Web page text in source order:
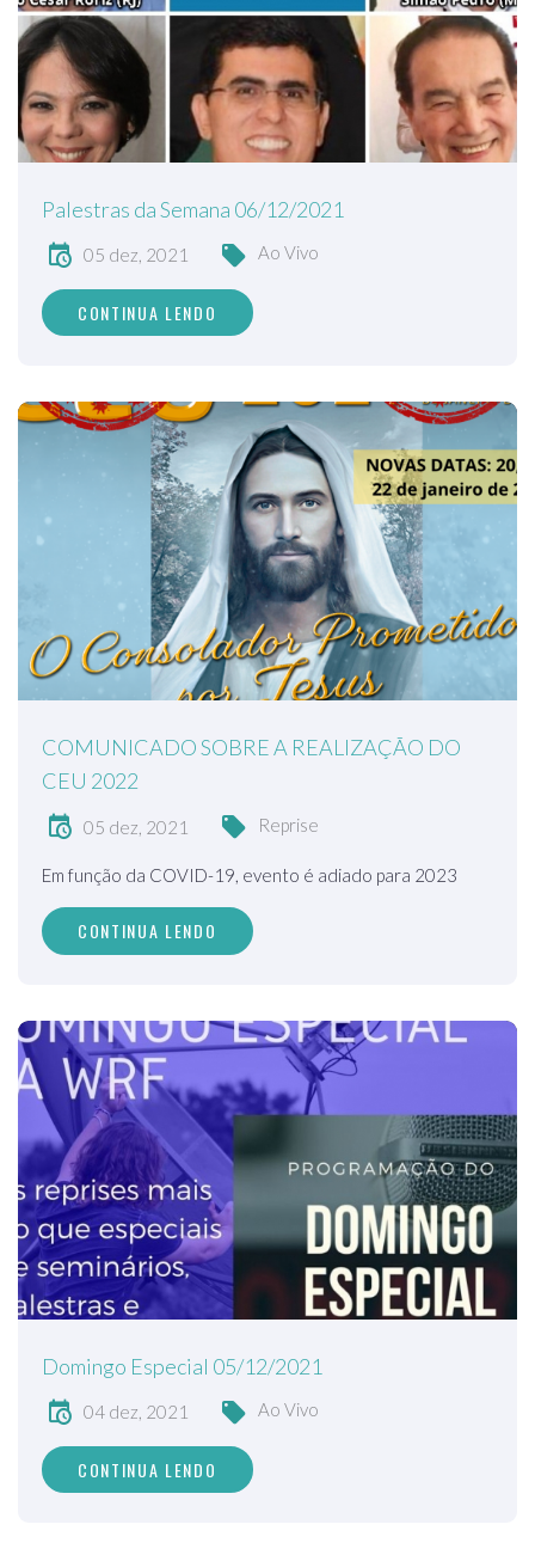
Palestras da Semana 06/12/2021
05 dez, 2021 Ao Vivo
CONTINUA LENDO
COMUNICADO SOBRE A REALIZAÇÃO DO
CEU 2022
05 dez, 2021 Reprise
Em função da COVID-19, evento é adiado para 2023
CONTINUA LENDO
Domingo Especial 05/12/2021
04 dez, 2021 Ao Vivo
CONTINUA LENDO